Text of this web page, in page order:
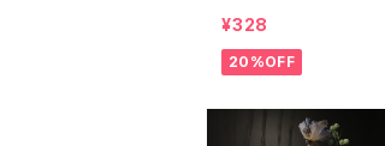
¥328
20%OFF